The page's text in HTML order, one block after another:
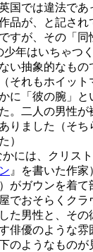
国では違法で
品が、と記さ
すが、その「
少年はいちゃつ
い抽象的なも
それもホイッ
に「彼の腕」
。二人の男性が
りました（そ
）
には、クリス
』を書いた作家
がガウンを着
でおそらくクラ
た男性と、そ
俳優のような
のようなもの